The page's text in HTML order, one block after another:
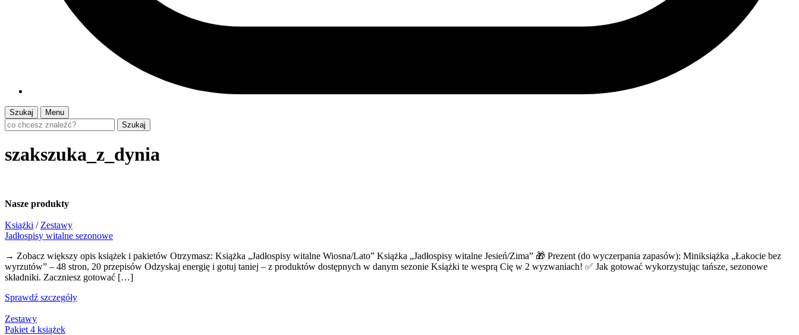
Szukaj
Menu
Szukaj
szakszuka_z_dynia
Nasze produkty
Książki / Zestawy
Jadłospisy witalne sezonowe
→ Zobacz większy opis książek i pakietów Otrzymasz: Książka „Jadłospisy witalne Wiosna/Lato” Książka „Jadłospisy witalne Jesień/Zima” 🎁 Prezent (do wyczerpania zapasów): Miniksiążka „Łakocie bez
wyrzutów” – 48 stron, 20 przepisów Odzyskaj energię i gotuj taniej – z produktów dostępnych w danym sezonie Książki te wesprą Cię w 2 wyzwaniach! ✅ Jak gotować wykorzystując tańsze, sezonowe
składniki. Zaczniesz gotować […]
Sprawdź szczegóły
Zestawy
Pakiet 4 książek